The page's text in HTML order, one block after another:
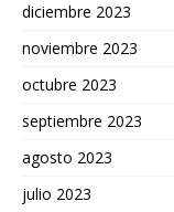
diciembre 2023
noviembre 2023
octubre 2023
septiembre 2023
agosto 2023
julio 2023